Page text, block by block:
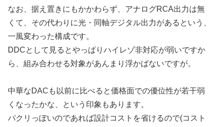
なお、据え置きにもかかわらず、アナログRCA出力は無
くて、その代わりに光・同軸デジタル出力があるという、
一風変わった構成です。
DDCとして見るとやっぱりハイレゾ非対応が弱いですか
ら、組み合わせる対象があんまり浮かばないですが。
中華なDACも以前に比べると価格面での優位性が若干弱
くなったかな、という印象もあります。
パクリっぽいのであれば設計コストを省けるので(コスト